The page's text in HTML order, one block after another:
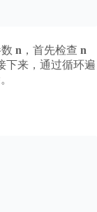
n ，首先检查 n
下来，通过循环遍